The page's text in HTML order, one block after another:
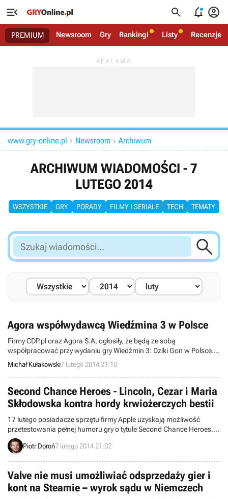
   
PREMIUM Newsroom Gry Rankingi Listy Recenzje
www.gry-online.pl  Newsroom  Archiwum
ARCHIWUM WIADOMOŚCI - 7
LUTEGO 2014
WSZYSTKIE GRY PORADY FILMY I SERIALE TECH TEMATY
Szukaj
wiadomości...

Agora współwydawcą Wiedźmina 3 w Polsce
Firmy CDP.pl oraz Agora S.A, ogłosiły, że będą ze sobą
współpracować przy wydaniu gry Wiedźmin 3: Dziki Gon w Polsce.
Agora pomoże deweloperowi w zbudowaniu odpowiednio dużej
kampanii promocyjnej, która towarzyszyć ma premierze tytułu.
Michał Kułakowski7 lutego 2014 21:10
Second Chance Heroes - Lincoln, Cezar i Maria
Skłodowska kontra hordy krwiożerczych bestii
17 lutego posiadacze sprzętu firmy Apple uzyskają możliwość
przetestowania pełnej humoru gry o tytule Second Chance Heroes.
Mobilna odsłona debiutanckiej produkcji studia Rocket City zostanie
wydana w modelu free to play i zaoferuje pełną akcji rozgrywkę. W
Greenlight).
Piotr Doroń7 lutego 2014 21:02
Valve nie musi umożliwiać odsprzedaży gier i
kont na Steamie – wyrok sądu w Niemczech